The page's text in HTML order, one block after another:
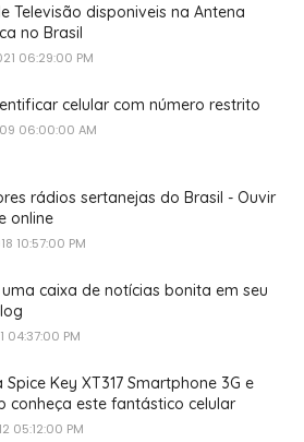
Televisão disponiveis na Antena
no Brasil
06:29:00 PM
celular com número restrito
06:00:00 AM
rádios sertanejas do Brasil - Ouvir
online
10:57:00 PM
caixa de notícias bonita em seu
04:37:00 PM
Key XT317 Smartphone 3G e
conheça este fantástico celular
05:12:00 PM